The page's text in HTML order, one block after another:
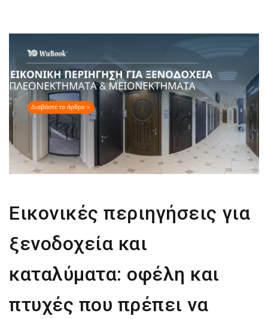
Εικονικές περιηγήσεις για
ξενοδοχεία και
καταλύματα: οφέλη και
πτυχές που πρέπει να